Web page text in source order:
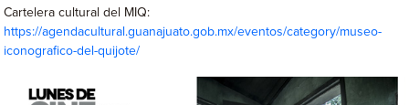
Cartelera cultural del MIQ:
https://agendacultural.guanajuato.gob.mx/eventos/category/museo-
iconografico-del-quijote/